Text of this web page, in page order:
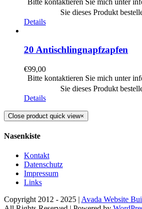
Sie dieses Produkt
Details
20 Antischlingnapfzapfen
€99,00
Bitte kontaktieren Sie mich unter
Sie dieses Produkt
Details
Close product quick view×
Nasenkiste
Kontakt
Datenschutz
Impressum
Links
Copyright 2012 - 2025 | Avada Website